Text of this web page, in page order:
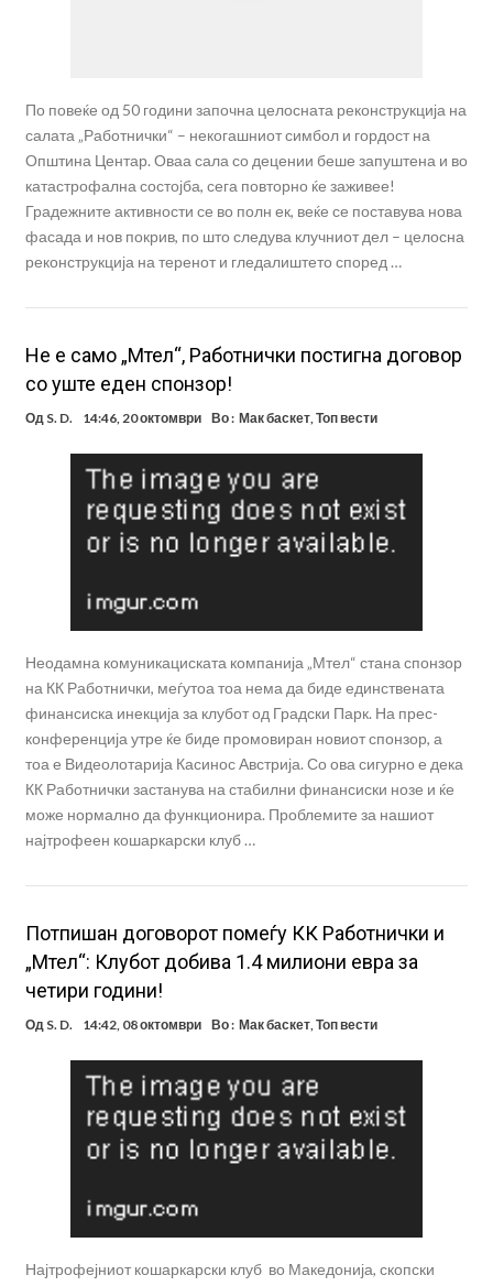
По повеќе од 50 години започна целосната реконструкција на
салата „Работнички“ – некогашниот симбол и гордост на
Општина Центар. Оваа сала со децении беше запуштена и во
катастрофална состојба, сега повторно ќе заживее!
Градежните активности се во полн ек, веќе се поставува нова
фасада и нов покрив, по што следува клучниот дел – целосна
реконструкција на теренот и гледалиштето според …
Не е само „Мтел“, Работнички постигна договор
со уште еден спонзор!
Од S. D. 14:46, 20 октомври Во : Мак баскет,Топ вести
Неодамна комуникациската компанија „Мтел“ стана спонзор
на КК Работнички, меѓутоа тоа нема да биде единствената
финансиска инекција за клубот од Градски Парк. На прес-
конференција утре ќе биде промовиран новиот спонзор, а
тоа е Видеолотарија Касинос Австрија. Со ова сигурно е дека
КК Работнички застанува на стабилни финансиски нозе и ќе
може нормално да функционира. Проблемите за нашиот
најтрофеен кошаркарски клуб …
Потпишан договорот помеѓу КК Работнички и
„Мтел“: Клубот добива 1.4 милиони евра за
четири години!
Од S. D. 14:42, 08 октомври Во : Мак баскет,Топ вести
Најтрофејниот кошаркарски клуб во Македонија, скопски